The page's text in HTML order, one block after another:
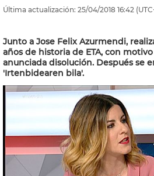
Última actualización: 25/04/2018 16:42
Junto a Jose Felix Azurmendi,
años de historia de ETA, con
anunciada disolución. Después se
'Irtenbidearen bila'.